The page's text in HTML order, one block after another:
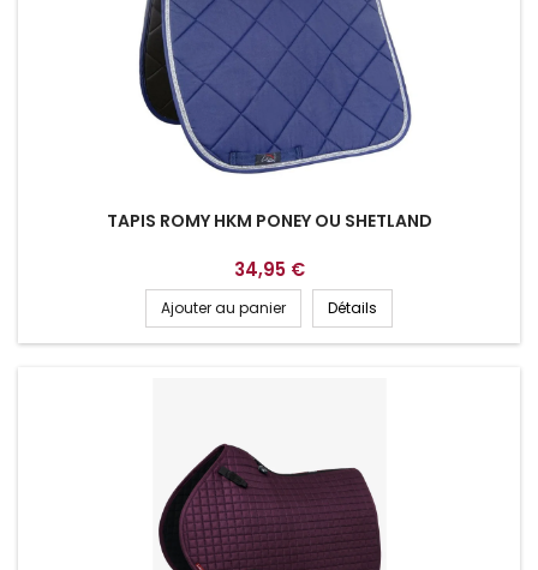
TAPIS ROMY HKM PONEY OU SHETLAND
34,95 €
Ajouter au panier Détails